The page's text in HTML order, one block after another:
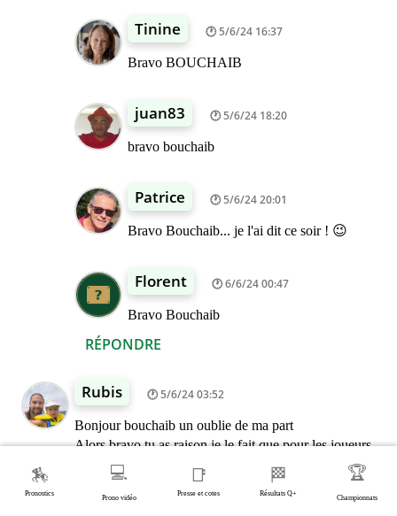
RÉPONDRE
Tinine 5/6/24 16:37
Bravo BOUCHAIB
juan83 5/6/24 18:20
bravo bouchaib
Patrice 5/6/24 20:01
Bravo Bouchaib... je l'ai dit ce soir ! 😉
Florent 6/6/24 00:47
Bravo Bouchaib
Rubis 5/6/24 03:52
Bonjour bouchaib un oublie de ma part
Alors bravo tu as raison je le fait que pour les joueurs
qui le font individuellement pour chaque gagnant une
simple logique bonne journée à toi
RÉPONDRE
🏇
Pronostics
💻
Prono vidéo
📑
Presse et cotes
🏁
Résultats Q+
🏆
Championnats